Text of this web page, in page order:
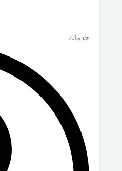
خدمات